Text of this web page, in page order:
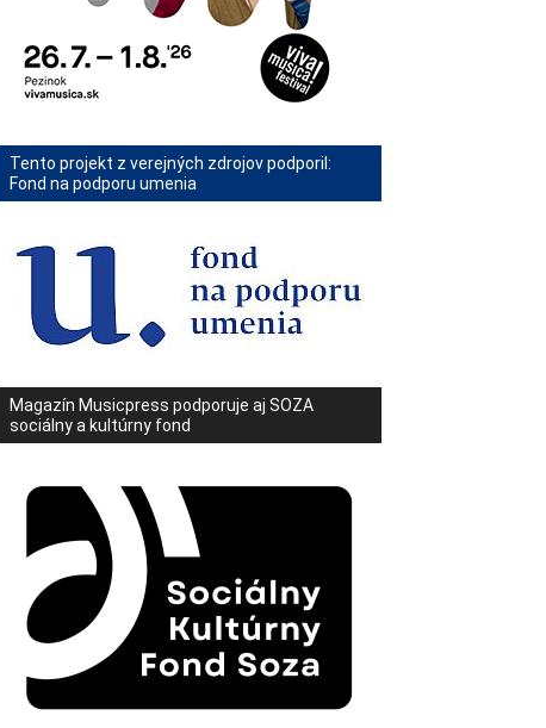
Tento projekt z verejných zdrojov podporil:
Fond na podporu umenia
Magazín Musicpress podporuje aj SOZA
sociálny a kultúrny fond